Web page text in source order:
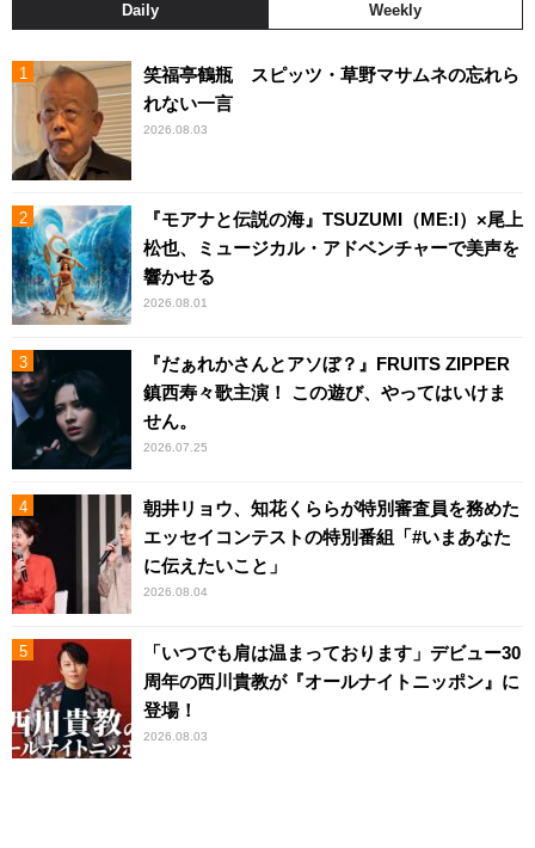
Daily Weekly
笑福亭鶴瓶 スピッツ・草野マサムネの忘れら
れない一言
2026.08.03
『モアナと伝説の海』TSUZUMI（ME:I）×尾上
松也、ミュージカル・アドベンチャーで美声を
響かせる
2026.08.01
『だぁれかさんとアソぼ？』FRUITS ZIPPER
鎮西寿々歌主演！ この遊び、やってはいけま
せん。
2026.07.25
朝井リョウ、知花くららが特別審査員を務めた
エッセイコンテストの特別番組「#いまあなた
に伝えたいこと」
2026.08.04
「いつでも肩は温まっております」デビュー30
周年の西川貴教が『オールナイトニッポン』に
登場！
2026.08.03